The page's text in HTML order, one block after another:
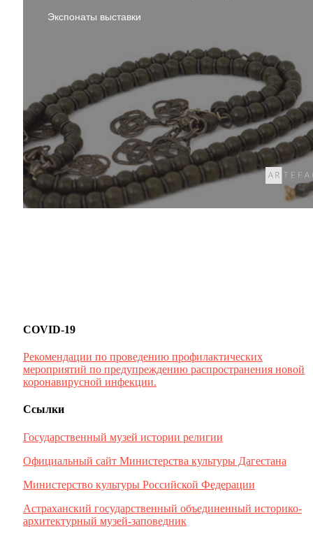
Экспонаты выставки
COVID-19
Рекомендации по проведению профилактических
мероприятий по предупреждению распространения новой
коронавирусной инфекции.
Ссылки
Государственный музей истории религии
Официальный сайт Министерства культуры Дагестана
Министерство культуры Российской Федерации
Астраханский государственный объединенный историко-
архитектурный музей-заповедник